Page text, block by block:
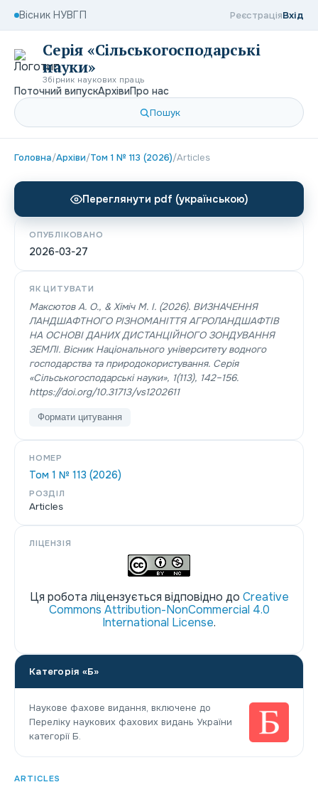
Вісник НУВГП РеєстраціяВхід
Серія «Сільськогосподарські
науки»
Збірник наукових праць
Поточний випускАрхівиПро нас
Пошук
Головна/Архіви/Том 1 № 113 (2026)/Articles
ARTICLES
Переглянути pdf (українською)
ОПУБЛІКОВАНО
2026-03-27
ЯК ЦИТУВАТИ
Максютов A. О., & Хіміч M. I. (2026). ВИЗНАЧЕННЯ
ЛАНДШАФТНОГО РІЗНОМАНІТТЯ АГРОЛАНДШАФТІВ
НА ОСНОВІ ДАНИХ ДИСТАНЦІЙНОГО ЗОНДУВАННЯ
ЗЕМЛІ. Вісник Національного університету водного
господарства та природокористування. Серія
«Сільськогосподарські науки», 1(113), 142–156.
https://doi.org/10.31713/vs1202611
Формати цитування
НОМЕР
Том 1 № 113 (2026)
РОЗДІЛ
Articles
ЛІЦЕНЗІЯ
Ця робота ліцензується відповідно до Creative
Commons Attribution-NonCommercial 4.0
International License.
Категорія «Б»
Наукове фахове видання, включене до
Переліку наукових фахових видань України
категорії Б.